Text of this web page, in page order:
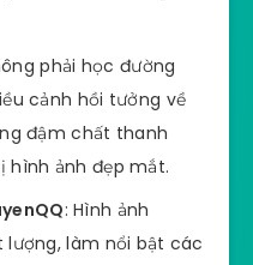
phải học đường
cảnh hồi tưởng về
đậm chất thanh
hình ảnh đẹp mắt.
: Hình ảnh
lượng, làm nổi bật các